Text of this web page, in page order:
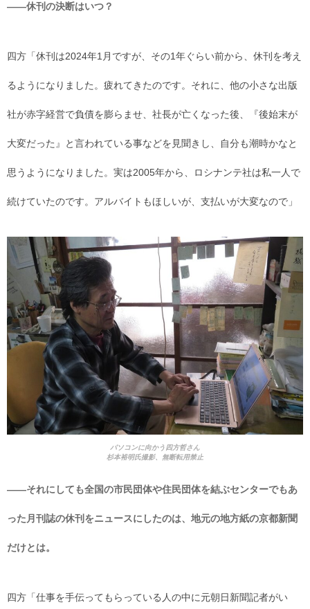
――休刊の決断はいつ？
四方「休刊は2024年1月ですが、その1年ぐらい前から、休刊を考え
るようになりました。疲れてきたのです。それに、他の小さな出版
社が赤字経営で負債を膨らませ、社長が亡くなった後、『後始末が
大変だった』と言われている事などを見聞きし、自分も潮時かなと
思うようになりました。実は2005年から、ロシナンテ社は私一人で
続けていたのです。アルバイトもほしいが、支払いが大変なので」
パソコンに向かう四方哲さん
杉本裕明氏撮影、無断転用禁止
――それにしても全国の市民団体や住民団体を結ぶセンターでもあ
った月刊誌の休刊をニュースにしたのは、地元の地方紙の京都新聞
だけとは。
四方「仕事を手伝ってもらっている人の中に元朝日新聞記者がい